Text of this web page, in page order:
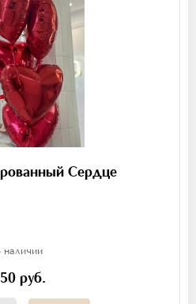
Сердце
наличии
руб.